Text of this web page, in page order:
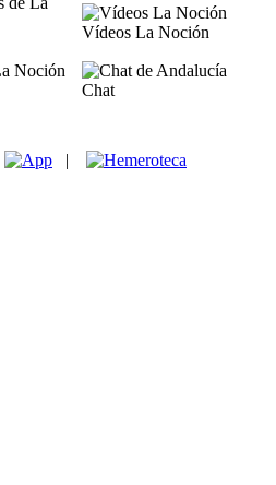
Vídeos La Noción
Chat
|